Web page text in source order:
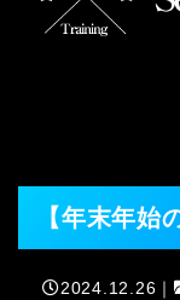
【年末年始
2024.12.26｜